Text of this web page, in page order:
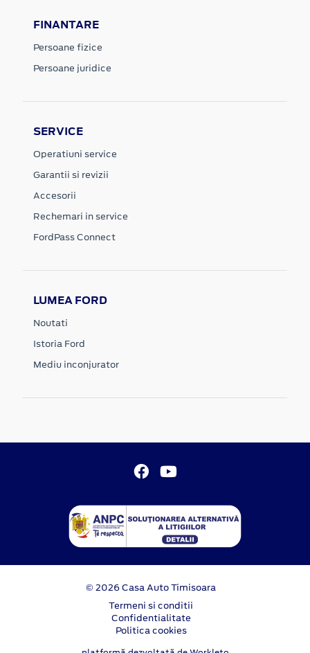
FINANTARE
Persoane fizice
Persoane juridice
SERVICE
Operatiuni service
Garantii si revizii
Accesorii
Rechemari in service
FordPass Connect
LUMEA FORD
Noutati
Istoria Ford
Mediu inconjurator
© 2026 Casa Auto Timisoara
Termeni si conditii
Confidentialitate
Politica cookies